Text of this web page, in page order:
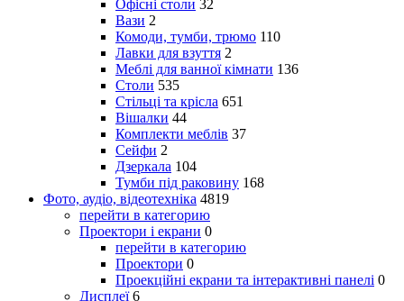
Офісні столи 32
Вази 2
Комоди, тумби, трюмо 110
Лавки для взуття 2
Меблі для ванної кімнати 136
Столи 535
Стільці та крісла 651
Вішалки 44
Комплекти меблів 37
Сейфи 2
Дзеркала 104
Тумби під раковину 168
Фото, аудіо, відеотехніка 4819
перейти в категорию
Проектори і екрани 0
перейти в категорию
Проектори 0
Проекційні екрани та інтерактивні панелі 0
Дисплеї 6